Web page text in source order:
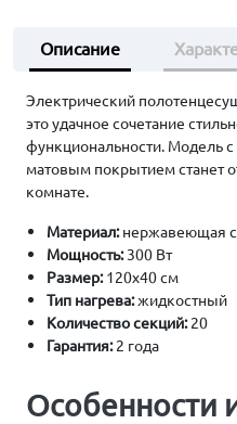
Описание
Электрический
это удачное сочетание
функциональности. Модель
матовым покрытием станет
комнате.
Материал:нержавеющая
Мощность:300 Вт
Размер:120х40 см
Тип нагрева:жидкостный
Количество секций:20
Гарантия:2 года
Особенности